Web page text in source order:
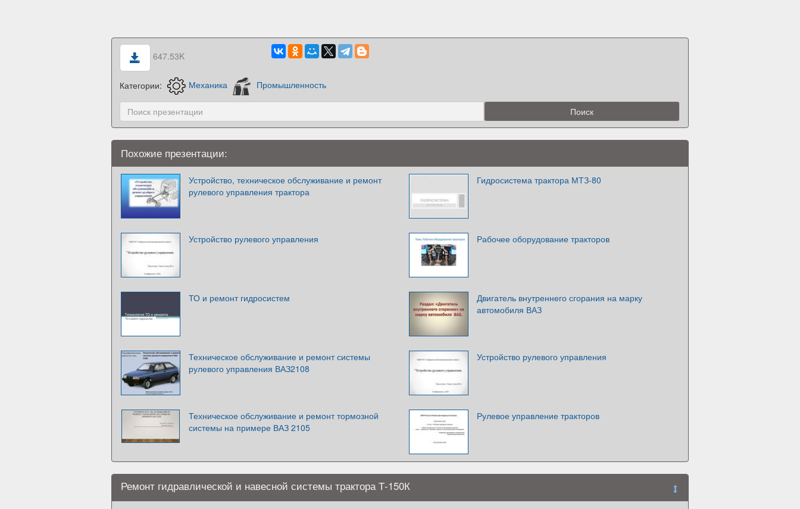
647.53K
Категории: Механика Промышленность
Похожие презентации:
Устройство, техническое обслуживание и ремонт
рулевого управления трактора
Гидросистема трактора МТЗ-80
Устройство рулевого управления Рабочее оборудование тракторов
ТО и ремонт гидросистем
Двигатель внутреннего сгорания на марку
автомобиля ВАЗ
Техническое обслуживание и ремонт системы
рулевого управления ВАЗ2108
Устройство рулевого управления
Техническое обслуживание и ремонт тормозной
системы на примере ВАЗ 2105
Рулевое управление тракторов
Ремонт гидравлической и навесной системы трактора Т-150К